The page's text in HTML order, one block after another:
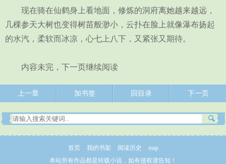
现在骑在仙鹤身上看地面，修炼的洞府离她越来越远，
几棵参天大树也变得树苗般渺小，云扑在脸上就像瀑布扬起
的水汽，柔软而冰凉，心七上八下，又紧张又期待。
内容未完，下一页继续阅读
上一章 加书签 回目录 下一页
首页 我的书架 阅读历史
map
本站所有作品都是转载小说，如有侵权请告知！